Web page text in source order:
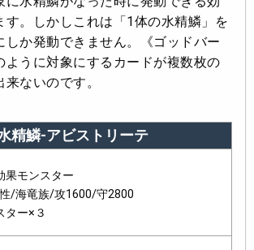
す。しかしこれは「1体の水精鱗」を
しか発動できません。《ゴッドバー
ように対象にするカードが複数枚の
ないのです。
精鱗-アビストリーテ
果モンスター
/海竜族/攻1600/守2800
ター×３